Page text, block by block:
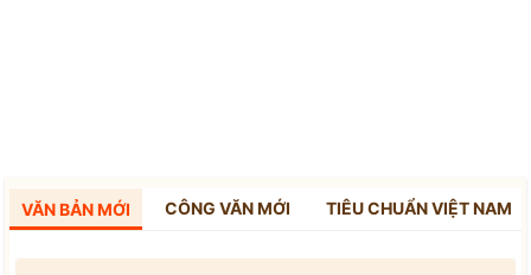
VĂN BẢN MỚI CÔNG VĂN MỚI TIÊU CHUẨN VIỆT NAM